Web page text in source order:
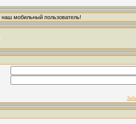
, наш мобильный пользователь!